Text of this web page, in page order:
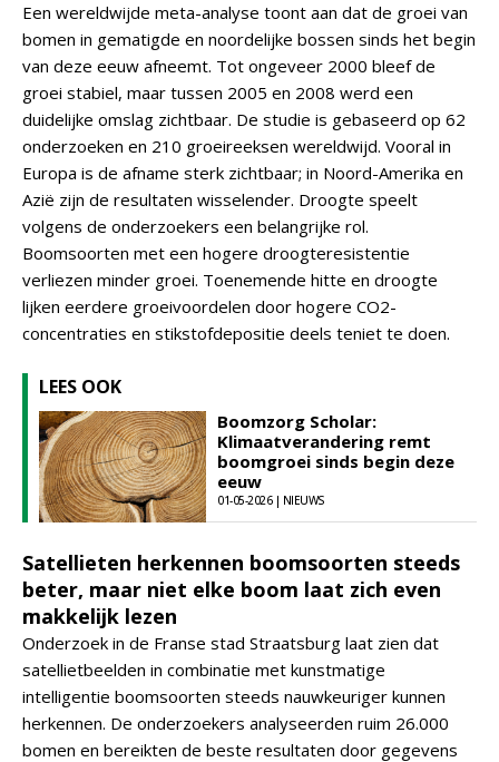
Een wereldwijde meta-analyse toont aan dat de groei van
bomen in gematigde en noordelijke bossen sinds het begin
van deze eeuw afneemt. Tot ongeveer 2000 bleef de
groei stabiel, maar tussen 2005 en 2008 werd een
duidelijke omslag zichtbaar. De studie is gebaseerd op 62
onderzoeken en 210 groeireeksen wereldwijd. Vooral in
Europa is de afname sterk zichtbaar; in Noord-Amerika en
Azië zijn de resultaten wisselender. Droogte speelt
volgens de onderzoekers een belangrijke rol.
Boomsoorten met een hogere droogteresistentie
verliezen minder groei. Toenemende hitte en droogte
lijken eerdere groeivoordelen door hogere CO2-
concentraties en stikstofdepositie deels teniet te doen.
LEES OOK
Boomzorg Scholar:
Klimaatverandering remt
boomgroei sinds begin deze
eeuw
01-05-2026 | NIEUWS
Satellieten herkennen boomsoorten steeds
beter, maar niet elke boom laat zich even
makkelijk lezen
Onderzoek in de Franse stad Straatsburg laat zien dat
satellietbeelden in combinatie met kunstmatige
intelligentie boomsoorten steeds nauwkeuriger kunnen
herkennen. De onderzoekers analyseerden ruim 26.000
bomen en bereikten de beste resultaten door gegevens